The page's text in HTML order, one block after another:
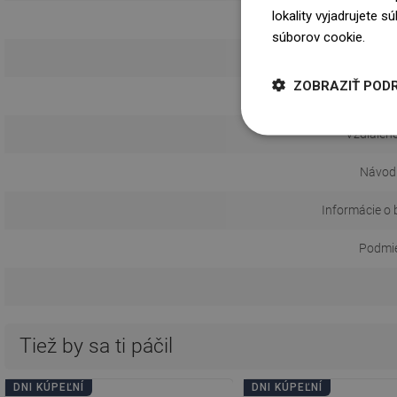
Informácie o
Tiež by sa ti páčil
DNI KÚPEĽNÍ DNI KÚPEĽNÍ
lokality vyjadrujete
súborov cookie.
ZOBRAZIŤ